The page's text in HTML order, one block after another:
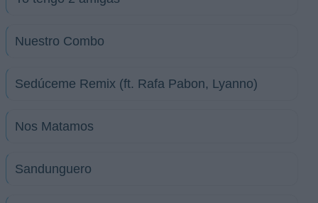
Nuestro Combo
Sedúceme Remix (ft. Rafa Pabon, Lyanno)
Nos Matamos
Sandunguero